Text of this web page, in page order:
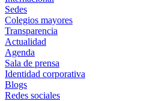
Sedes
Colegios mayores
Transparencia
Actualidad
Agenda
Sala de prensa
Identidad corporativa
Blogs
Redes sociales